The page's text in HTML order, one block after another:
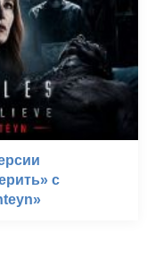
с